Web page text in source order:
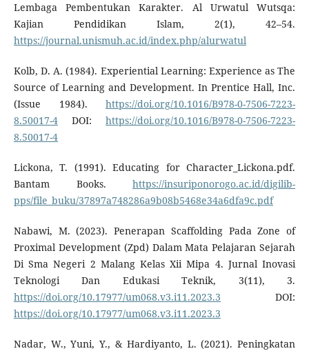
Lembaga Pembentukan Karakter. Al Urwatul Wutsqa:
Kajian Pendidikan Islam, 2(1), 42–54.
https://journal.unismuh.ac.id/index.php/alurwatul
Kolb, D. A. (1984). Experiential Learning: Experience as The
Source of Learning and Development. In Prentice Hall, Inc.
(Issue 1984).https://doi.org/10.1016/B978-0-7506-7223-
8.50017-4DOI:https://doi.org/10.1016/B978-0-7506-7223-
8.50017-4
Lickona, T. (1991). Educating for Character_Lickona.pdf.
Bantam Books.https://insuriponorogo.ac.id/digilib-
pps/file_buku/37897a748286a9b08b5468e34a6dfa9c.pdf
Nabawi, M. (2023). Penerapan Scaffolding Pada Zone of
Proximal Development (Zpd) Dalam Mata Pelajaran Sejarah
Di Sma Negeri 2 Malang Kelas Xii Mipa 4. Jurnal Inovasi
Teknologi Dan Edukasi Teknik, 3(11), 3.
https://doi.org/10.17977/um068.v3.i11.2023.3 DOI:
https://doi.org/10.17977/um068.v3.i11.2023.3
Nadar, W., Yuni, Y., & Hardiyanto, L. (2021). Peningkatan